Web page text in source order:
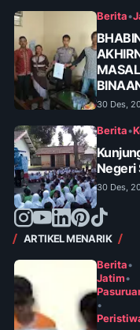
Berita•
30 Des,
Berita•
Negeri
30 Des,
ARTIKEL MENARIK
Berita•
Jatim•
•